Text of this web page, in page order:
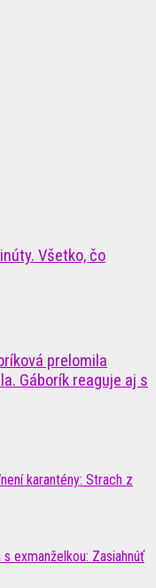
Všetko, čo
prelomila
Gáborík reaguje aj s
karantény: Strach z
exmanželkou: Zasiahnúť